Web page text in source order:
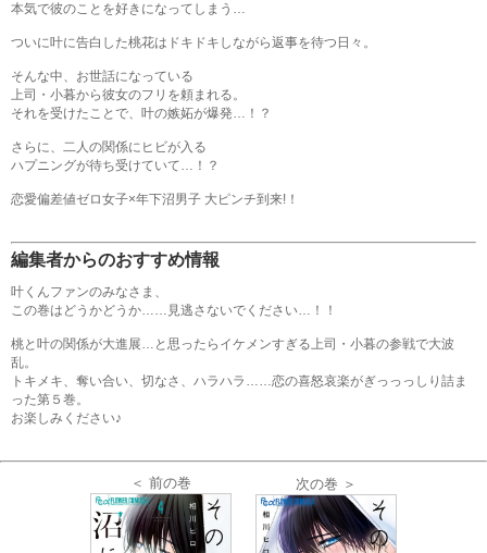
本気で彼のことを好きになってしまう…
ついに叶に告白した桃花はドキドキしながら返事を待つ日々。
そんな中、お世話になっている
上司・小暮から彼女のフリを頼まれる。
それを受けたことで、叶の嫉妬が爆発…！？
さらに、二人の関係にヒビが入る
ハプニングが待ち受けていて…！？
恋愛偏差値ゼロ女子×年下沼男子 大ピンチ到来!！
編集者からのおすすめ情報
叶くんファンのみなさま、
この巻はどうかどうか……見逃さないでください…！！
桃と叶の関係が大進展…と思ったらイケメンすぎる上司・小暮の参戦で大波
乱。
トキメキ、奪い合い、切なさ、ハラハラ……恋の喜怒哀楽がぎっっっしり詰ま
った第５巻。
お楽しみください♪
＜ 前の巻 次の巻 ＞